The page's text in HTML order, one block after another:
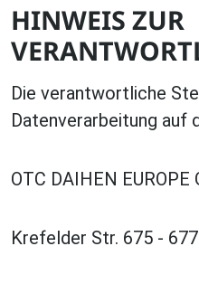
HINWEIS ZUR
Die verantwortliche
Datenverarbeitung auf
OTC DAIHEN EUROPE
Krefelder Str. 675 - 677